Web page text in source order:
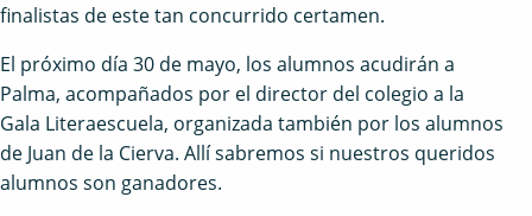
finalistas de este tan concurrido certamen.
El próximo día 30 de mayo, los alumnos acudirán a
Palma, acompañados por el director del colegio a la
Gala Literaescuela, organizada también por los alumnos
de Juan de la Cierva. Allí sabremos si nuestros queridos
alumnos son ganadores.